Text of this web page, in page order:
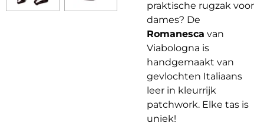
praktische rugzak voor
dames? De
Romanesca van
Viabologna is
handgemaakt van
gevlochten Italiaans
leer in kleurrijk
patchwork. Elke tas is
uniek!